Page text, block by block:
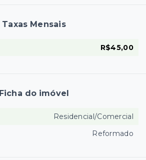
Taxas Mensais
R$45,00
Ficha do imóvel
Residencial/Comercial
Reformado